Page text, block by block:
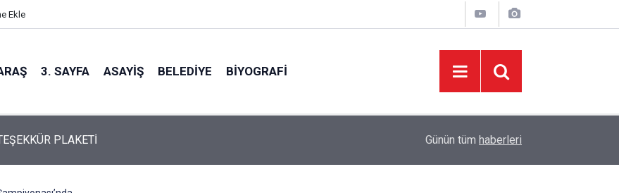
Ekle
3. SAYFA ASAYIŞ BELEDIYE BIYOGRAFI
KEMAL KARAKÜÇÜK'E ÖZEL ONUR ÖDÜLÜ KMTSO'DAN MUSTAFA NARLI'YA HİZMET
Günün tüm haberleri